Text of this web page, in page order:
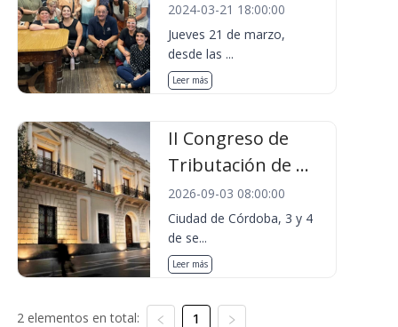
2024-03-21 18:00:00
Jueves 21 de marzo,
desde las ...
Leer más
II Congreso de
Tributación de ...
2026-09-03 08:00:00
Ciudad de Córdoba, 3 y 4
de se...
Leer más
2 elementos en total: 1